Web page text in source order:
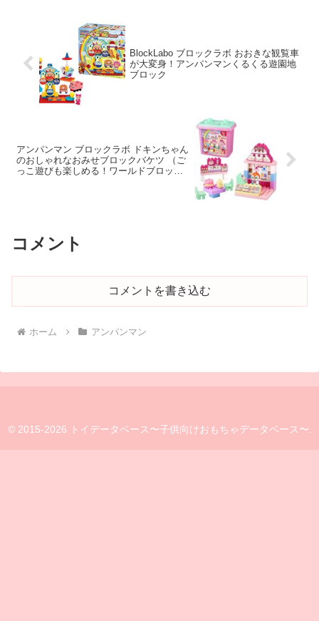
BlockLabo ブロックラボ おおきな観覧車
が大変身！アンパンマンくるくる遊園地
ブロック
アンパンマン ブロックラボ ドキンちゃん
のおしゃれなおみせブロックバケツ （ご
っこ遊びも楽しめる！ワールドブロック
コメント
コメントを書き込む
ホーム アンパンマン
© 2015-2026 トイデータベース〜子供向けおもちゃデータベース〜.